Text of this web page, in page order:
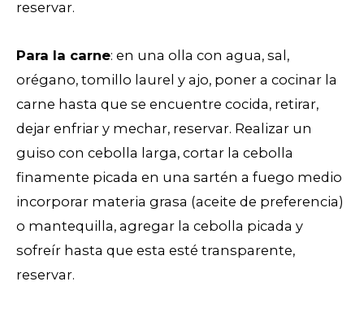
reservar.
Para la carne: en una olla con agua, sal,
orégano, tomillo laurel y ajo, poner a cocinar la
carne hasta que se encuentre cocida, retirar,
dejar enfriar y mechar, reservar. Realizar un
guiso con cebolla larga, cortar la cebolla
finamente picada en una sartén a fuego medio
incorporar materia grasa (aceite de preferencia)
o mantequilla, agregar la cebolla picada y
sofreír hasta que esta esté transparente,
reservar.